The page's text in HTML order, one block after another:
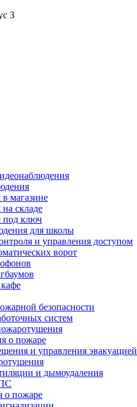
3
магазине
складе
под ключ
для школы
и управления доступом
ворот
безопасности
систем
о пожаре
и управления эвакуацией
и дымоудаления
о пожаре